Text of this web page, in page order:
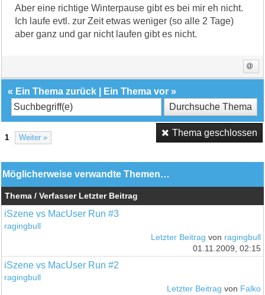
Aber eine richtige Winterpause gibt es bei mir eh nicht.
Ich laufe evtl. zur Zeit etwas weniger (so alle 2 Tage)
aber ganz und gar nicht laufen gibt es nicht.
« Ein Thema zurück Ein Thema vor »
1 Weiter » Thema geschlossen
Möglicherweise verwandte Themen…
Thema / Verfasser Letzter Beitrag
iSzene vs MacUser Run #3
ragingbull
Letzter Beitrag von ragingbull
01.11.2009, 02:15
iSzene vs MacUser Run #2
ragingbull
Letzter Beitrag von Falko